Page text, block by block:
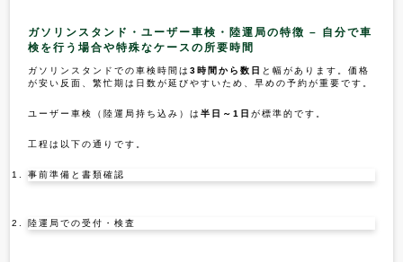
ガソリンスタンド・ユーザー車検・陸運局の特徴 – 自分で車
検を行う場合や特殊なケースの所要時間
ガソリンスタンドでの車検時間は3時間から数日 と幅があります。価格
が安い反面、繁忙期は日数が延びやすいため、早めの予約が重要です。
ユーザー車検（陸運局持ち込み）は半日～1日が標準的です。
工程は以下の通りです。
事前準備と書類確認
陸運局での受付・検査